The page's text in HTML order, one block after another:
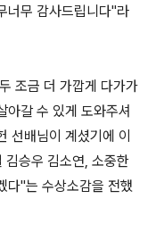
너무 감사드립니다"라
조금 더 가깝게 다가가
아갈 수 있게 도와주셔
선배님이 계셨기에 이
승우 김소연, 소중한
다"는 수상소감을 전했